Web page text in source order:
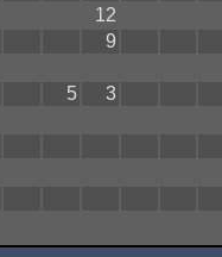
12
9
5
3